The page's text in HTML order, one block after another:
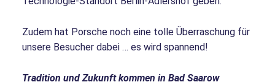
Zudem hat Porsche noch eine tolle Überraschung für
unsere Besucher dabei … es wird spannend!
Tradition und Zukunft kommen in Bad Saarow